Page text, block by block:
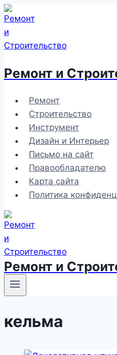
Перейти
к
содержимому
Ремонт и
Ремонт
Строительство
Инструмент
Дизайн и Интерьер
Письмо на сайт
Правообладателю
Карта сайта
Политика
Ремонт и
кельма